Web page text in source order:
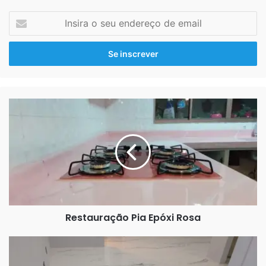
seu
de
Restauração Pia Epóxi Rosa